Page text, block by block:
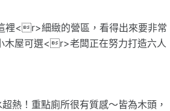
裡<r>細緻的營區，看得出來要非常
屋可選<r>老闆正在努力打造六人
！重點廁所很有質感～皆為木頭，